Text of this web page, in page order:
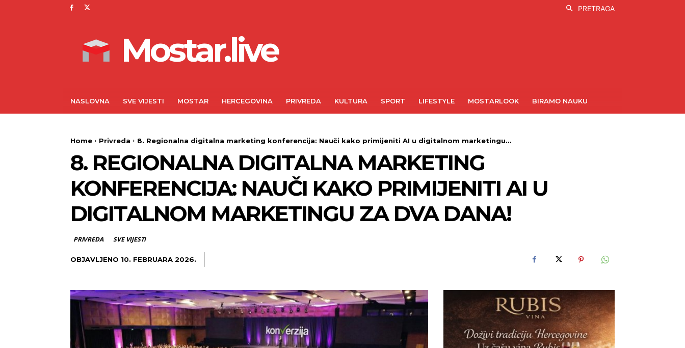
PRETRAGA
Mostar.live
NASLOVNA SVE VIJESTI MOSTAR HERCEGOVINA PRIVREDA KULTURA SPORT LIFESTYLE MOSTARLOOK BIRAMO NAUKU
Home Privreda 8. Regionalna digitalna marketing konferencija: Nauči kako primijeniti AI u digitalnom marketingu...
8. REGIONALNA DIGITALNA MARKETING
KONFERENCIJA: NAUČI KAKO PRIMIJENITI AI U
DIGITALNOM MARKETINGU ZA DVA DANA!
PRIVREDA SVE VIJESTI
OBJAVLJENO 10. FEBRUARA 2026.